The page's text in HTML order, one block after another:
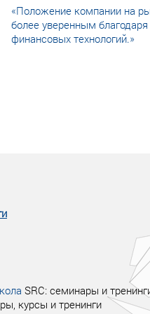
«Положение компании на
более уверенным
финансовых технологий.»
SRC: семинары и
курсы и тренинги